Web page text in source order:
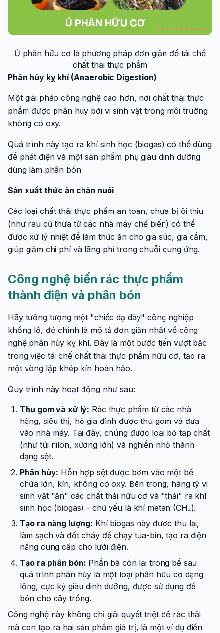
Ủ phân hữu cơ là phương pháp đơn giản để tái chế
chất thải thực phẩm
Phân hủy kỵ khí (Anaerobic Digestion)
Một giải pháp công nghệ cao hơn, nơi chất thải thực
phẩm được phân hủy bởi vi sinh vật trong môi trường
không có oxy.
Quá trình này tạo ra khí sinh học (biogas) có thể dùng
để phát điện và một sản phẩm phụ giàu dinh dưỡng
dùng làm phân bón.
Sản xuất thức ăn chăn nuôi
Các loại chất thải thực phẩm an toàn, chưa bị ôi thiu
(như rau củ thừa từ các nhà máy chế biến) có thể
được xử lý nhiệt để làm thức ăn cho gia súc, gia cầm,
giúp giảm chi phí và lãng phí trong chuỗi cung ứng.
Công nghệ biến rác thực phẩm
thành điện và phân bón
Hãy tưởng tượng một "chiếc dạ dày" công nghiệp
khổng lồ, đó chính là mô tả đơn giản nhất về công
nghệ phân hủy kỵ khí. Đây là một bước tiến vượt bậc
trong việc tái chế chất thải thực phẩm hữu cơ, tạo ra
một vòng lặp khép kín hoàn hảo.
Quy trình này hoạt động như sau:
Thu gom và xử lý: Rác thực phẩm từ các nhà
hàng, siêu thị, hộ gia đình được thu gom và đưa
vào nhà máy. Tại đây, chúng được loại bỏ tạp chất
(như túi nilon, xương lớn) và nghiền nhỏ thành
dạng sệt.
Phân hủy: Hỗn hợp sệt được bơm vào một bể
chứa lớn, kín, không có oxy. Bên trong, hàng tỷ vi
sinh vật "ăn" các chất thải hữu cơ và "thải" ra khí
sinh học (biogas) - chủ yếu là khí metan (CH₄).
Tạo ra năng lượng: Khí biogas này được thu lại,
làm sạch và đốt cháy để chạy tua-bin, tạo ra điện
năng cung cấp cho lưới điện.
Tạo ra phân bón: Phần bã còn lại trong bể sau
quá trình phân hủy là một loại phân hữu cơ dạng
lỏng, cực kỳ giàu dinh dưỡng, được sử dụng để
bón cho cây trồng.
Công nghệ này không chỉ giải quyết triệt để rác thải
mà còn tạo ra hai sản phẩm giá trị, là một ví dụ điển